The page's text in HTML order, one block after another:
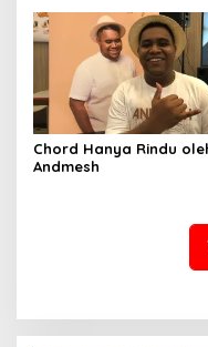
Chord Hanya Rindu
Andmesh